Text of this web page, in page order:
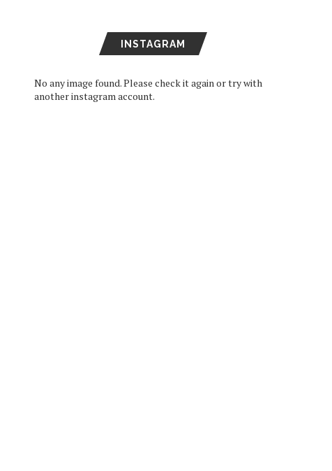
INSTAGRAM
No any image found. Please check it again or try with
another instagram account.